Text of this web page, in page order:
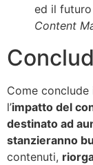
ed il
Content
Come conclude
l’impatto del
destinato ad
stanzieranno
contenuti,